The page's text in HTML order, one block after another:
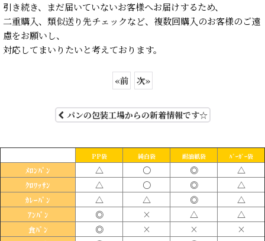
引き続き、まだ届いていないお客様へお届けするため、
二重購入、類似送り先チェックなど、複数回購入のお客様のご遠
慮をお願いし、
対応してまいりたいと考えております。
«前 次»
パンの包装工場からの新着情報です☆
PP袋 純白袋 耐油紙袋 ﾊﾞｰｶﾞｰ袋
ﾒﾛﾝﾊﾟﾝ △ 〇 ◎ △
ｸﾛﾜｯｻﾝ △ 〇 ◎ △
ｶﾚｰﾊﾟﾝ △ △ ◎ △
ｱﾝﾊﾟﾝ ◎ × △ △
食ﾊﾟﾝ ◎ × × ×